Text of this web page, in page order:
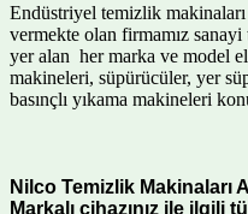
Endüstriyel temizlik
vermekte olan firmamız
yer alan her marka ve model
makineleri, süpürücüler, yer
basınçlı yıkama makineleri
Nilco Temizlik Makinaları
Markalı cihazınız ile ilgili